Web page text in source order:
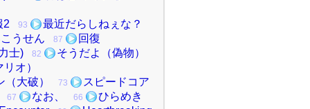
2 93
最近だらしねぇな？
うせん
87
回復
士)
82
そうだよ（偽物）
オ）
（大破）
73 スピードコア
67 なお、 66
ひらめき